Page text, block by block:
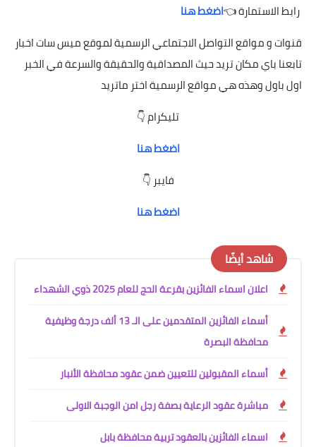
رابط الاستمارة 👈اضغط هنا
قنوات و مواقع التواصل الاجتماعي الرسمية لموقع ميس سات اخبار
تابعنا باي مكان تريد حيث المصداقية والحقيقة والسرعة فيالخبر
اول باول وهذه هي مواقع الرسمية اختر ماتريد
تليكرام 👇
اضغط هنا
فايبر 👇
اضغط هنا
شاهد أيضًا
اعلان اسماء الفائزين بقرعة الحج للعام 2025 ذوي الشهداء
أسماء الفائزين المتقدمين على الـ 13 ألف درجة وظيفية
محافظة البصرة
أسماء المقبولين للتعيين ضمن عقود محافظة الأنبار
مباشرة عقود الرعاية بصفة رجل امن الوجبة الاولى
اسماء الفائزين بالعقود تربية محافظة بابل